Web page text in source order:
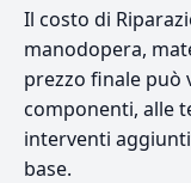
Il costo di
manodopera,
prezzo finale può
componenti, alle
interventi
base.